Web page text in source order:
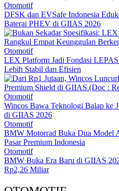
Otomotif
DFSK dan EVSafe Indonesia
Baterai PHEV di GIIAS 2026
Otomotif
LEX Platform Jadi Fondasi
Lebih Stabil dan Efisien
Otomotif
Wincos Bawa Teknologi Balap ke
di GIIAS 2026
Otomotif
BMW Motorrad Buka Dua Model
Pasar Premium Indonesia
Otomotif
BMW Buka Era Baru di GIIAS
Rp2,26 Miliar